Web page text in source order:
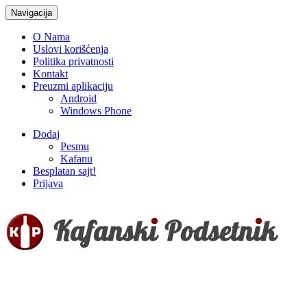
Navigacija
O Nama
Uslovi korišćenja
Politika privatnosti
Kontakt
Preuzmi aplikaciju
Android
Windows Phone
Dodaj
Pesmu
Kafanu
Besplatan sajt!
Prijava